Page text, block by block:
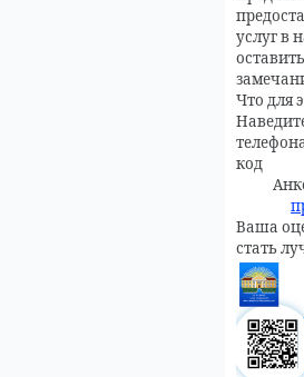
услуг в
Что для
код
Ваша
стать